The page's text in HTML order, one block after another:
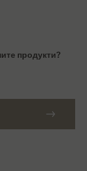
продукти?